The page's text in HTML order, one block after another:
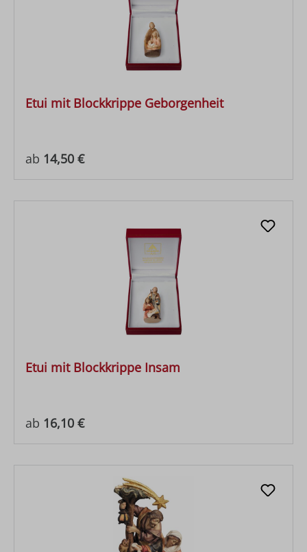
Etui mit Blockkrippe Geborgenheit
Regulärer Preis:
ab 14,50 €
Etui mit Blockkrippe Insam
Regulärer Preis:
ab 16,10 €